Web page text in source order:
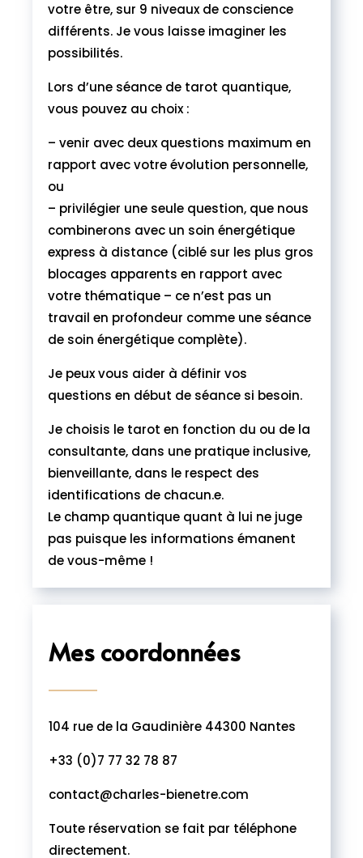
votre être, sur 9 niveaux de conscience
différents. Je vous laisse imaginer les
possibilités.
Lors d’une séance de tarot quantique,
vous pouvez au choix :
– venir avec deux questions maximum en
rapport avec votre évolution personnelle,
ou
– privilégier une seule question, que nous
combinerons avec un soin énergétique
express à distance (ciblé sur les plus gros
blocages apparents en rapport avec
votre thématique – ce n’est pas un
travail en profondeur comme une séance
de soin énergétique complète).
Je peux vous aider à définir vos
questions en début de séance si besoin.
Je choisis le tarot en fonction du ou de la
consultante, dans une pratique inclusive,
bienveillante, dans le respect des
identifications de chacun.e.
Le champ quantique quant à lui ne juge
pas puisque les informations émanent
de vous-même !
Mes coordonnées
104 rue de la Gaudinière 44300 Nantes
+33 (0)7 77 32 78 87
contact@charles-bienetre.com
Toute réservation se fait par téléphone
directement.